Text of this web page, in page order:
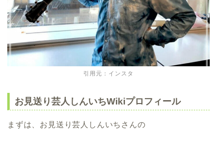
引用元：インスタ
お見送り芸人しんいちWikiプロフィール
まずは、お見送り芸人しんいちさんの